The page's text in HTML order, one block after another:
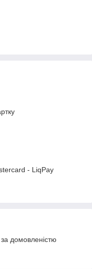
- LiqPay
домовленістю